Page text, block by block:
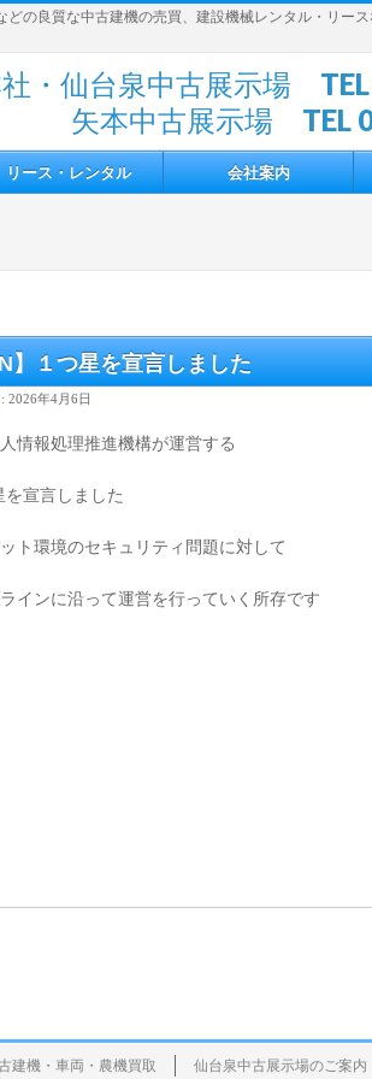
の良質な中古建機の売買、建設機械レンタル・リー
・仙台泉中古展示場
矢本中古展示場 TEL
リース・レンタル 会社案内
】１つ星を宣言しました
2026年4月6日
情報処理推進機構が運営する
を宣言しました
ト環境のセキュリティ問題に対して
インに沿って運営を行っていく所存です
建機・車両・農機買取 仙台泉中古展示場のご案内